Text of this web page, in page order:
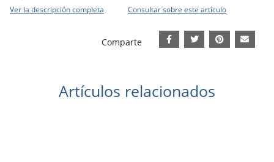
Ver la descripción completa Consultar sobre este artículo
Comparte
Artículos relacionados